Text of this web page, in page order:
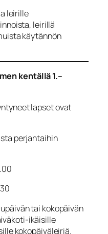
leirille
leirillä
käytännön
kentällä 1.–
lapset ovat
perjantaihin
tai kokopäivän
ikäisille
kokopäiväleiriä.